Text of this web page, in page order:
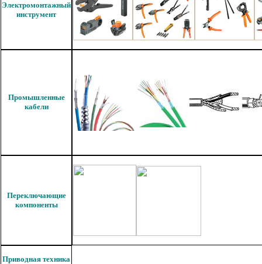
Электромонтажный
инструмент
Промышленные
кабели
Переключающие
компоненты
Приводная техника